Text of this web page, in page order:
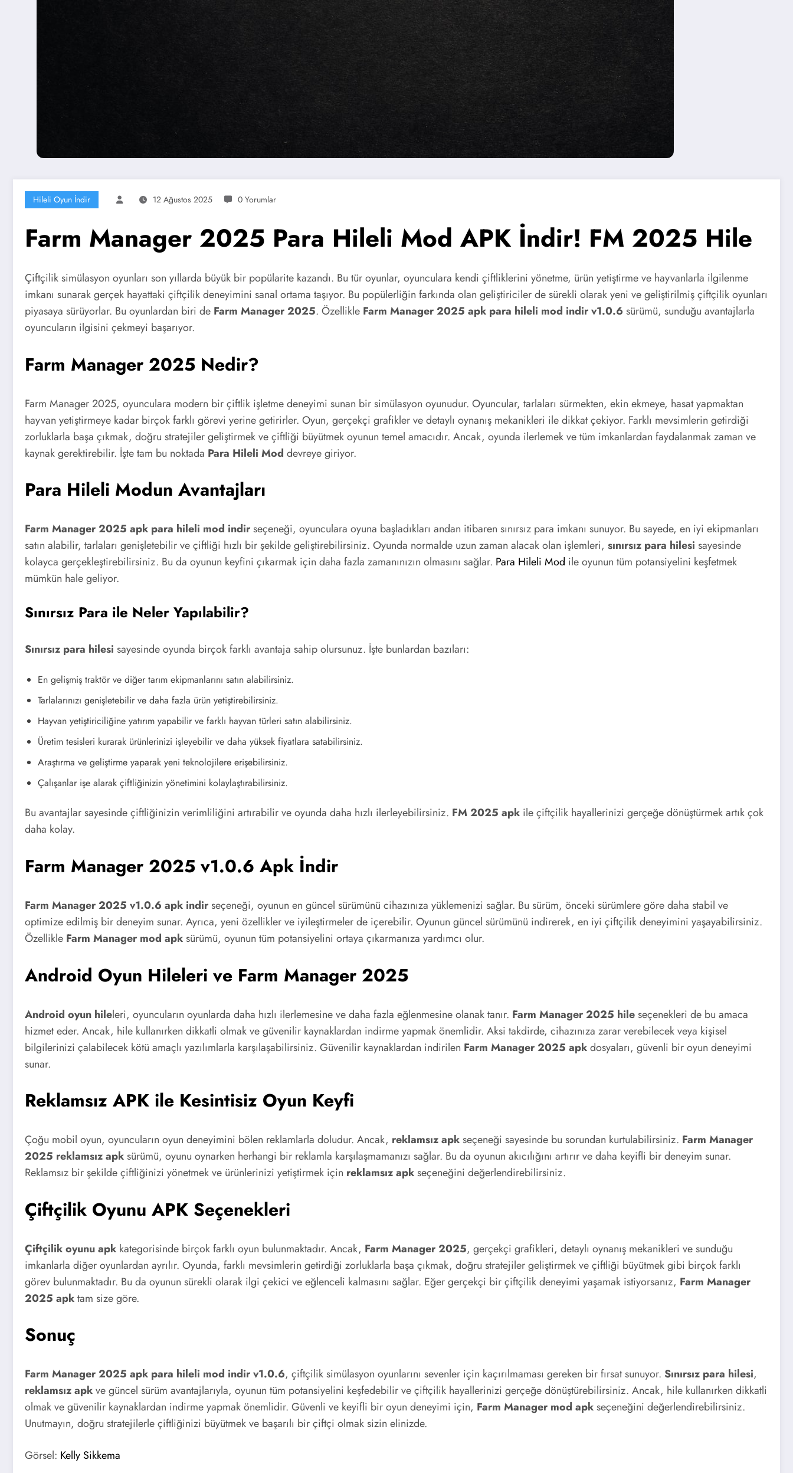
Hileli Oyun İndir 12 Ağustos 2025 0 Yorumlar
Farm Manager 2025 Para Hileli Mod APK İndir! FM 2025 Hile
Çiftçilik simülasyon oyunları son yıllarda büyük bir popülarite kazandı. Bu tür oyunlar, oyunculara kendi çiftliklerini yönetme, ürün yetiştirme ve hayvanlarla ilgilenme
imkanı sunarak gerçek hayattaki çiftçilik deneyimini sanal ortama taşıyor. Bu popülerliğin farkında olan geliştiriciler de sürekli olarak yeni ve geliştirilmiş çiftçilik oyunları
piyasaya sürüyorlar. Bu oyunlardan biri de Farm Manager 2025. Özellikle Farm Manager 2025 apk para hileli mod indir v1.0.6 sürümü, sunduğu avantajlarla
oyuncuların ilgisini çekmeyi başarıyor.
Farm Manager 2025 Nedir?
Farm Manager 2025, oyunculara modern bir çiftlik işletme deneyimi sunan bir simülasyon oyunudur. Oyuncular, tarlaları sürmekten, ekin ekmeye, hasat yapmaktan
hayvan yetiştirmeye kadar birçok farklı görevi yerine getirirler. Oyun, gerçekçi grafikler ve detaylı oynanış mekanikleri ile dikkat çekiyor. Farklı mevsimlerin getirdiği
zorluklarla başa çıkmak, doğru stratejiler geliştirmek ve çiftliği büyütmek oyunun temel amacıdır. Ancak, oyunda ilerlemek ve tüm imkanlardan faydalanmak zaman ve
kaynak gerektirebilir. İşte tam bu noktada Para Hileli Mod devreye giriyor.
Para Hileli Modun Avantajları
Farm Manager 2025 apk para hileli mod indirseçeneği, oyunculara oyuna başladıkları andan itibaren sınırsız para imkanı sunuyor. Bu sayede, en iyi ekipmanları
satın alabilir, tarlaları genişletebilir ve çiftliği hızlı bir şekilde geliştirebilirsiniz. Oyunda normalde uzun zaman alacak olan işlemleri, sınırsız para hilesi sayesinde
kolayca gerçekleştirebilirsiniz. Bu da oyunun keyfini çıkarmak için daha fazla zamanınızın olmasını sağlar. Para Hileli Mod ile oyunun tüm potansiyelini keşfetmek
mümkün hale geliyor.
Sınırsız Para ile Neler Yapılabilir?
Sınırsız para hilesi sayesinde oyunda birçok farklı avantaja sahip olursunuz. İşte bunlardan bazıları:
En gelişmiş traktör ve diğer tarım ekipmanlarını satın alabilirsiniz.
Tarlalarınızı genişletebilir ve daha fazla ürün yetiştirebilirsiniz.
Hayvan yetiştiriciliğine yatırım yapabilir ve farklı hayvan türleri satın alabilirsiniz.
Üretim tesisleri kurarak ürünlerinizi işleyebilir ve daha yüksek fiyatlara satabilirsiniz.
Araştırma ve geliştirme yaparak yeni teknolojilere erişebilirsiniz.
Çalışanlar işe alarak çiftliğinizin yönetimini kolaylaştırabilirsiniz.
Bu avantajlar sayesinde çiftliğinizin verimliliğini artırabilir ve oyunda daha hızlı ilerleyebilirsiniz. FM 2025 apk ile çiftçilik hayallerinizi gerçeğe dönüştürmek artık çok
daha kolay.
Farm Manager 2025 v1.0.6 Apk İndir
Farm Manager 2025 v1.0.6 apk indirseçeneği, oyunun en güncel sürümünü cihazınıza yüklemenizi sağlar. Bu sürüm, önceki sürümlere göre daha stabil ve
optimize edilmiş bir deneyim sunar. Ayrıca, yeni özellikler ve iyileştirmeler de içerebilir. Oyunun güncel sürümünü indirerek, en iyi çiftçilik deneyimini yaşayabilirsiniz.
Özellikle Farm Manager mod apksürümü, oyunun tüm potansiyelini ortaya çıkarmanıza yardımcı olur.
Android Oyun Hileleri ve Farm Manager 2025
Android oyun hileleri, oyuncuların oyunlarda daha hızlı ilerlemesine ve daha fazla eğlenmesine olanak tanır. Farm Manager 2025 hileseçenekleri de bu amaca
hizmet eder. Ancak, hile kullanırken dikkatli olmak ve güvenilir kaynaklardan indirme yapmak önemlidir. Aksi takdirde, cihazınıza zarar verebilecek veya kişisel
bilgilerinizi çalabilecek kötü amaçlı yazılımlarla karşılaşabilirsiniz. Güvenilir kaynaklardan indirilen Farm Manager 2025 apkdosyaları, güvenli bir oyun deneyimi
sunar.
Reklamsız APK ile Kesintisiz Oyun Keyfi
Çoğu mobil oyun, oyuncuların oyun deneyimini bölen reklamlarla doludur. Ancak, reklamsız apkseçeneği sayesinde bu sorundan kurtulabilirsiniz. Farm Manager
2025 reklamsız apksürümü, oyunu oynarken herhangi bir reklamla karşılaşmamanızı sağlar. Bu da oyunun akıcılığını artırır ve daha keyifli bir deneyim sunar.
Reklamsız bir şekilde çiftliğinizi yönetmek ve ürünlerinizi yetiştirmek için reklamsız apkseçeneğini değerlendirebilirsiniz.
Çiftçilik Oyunu APK Seçenekleri
Çiftçilik oyunu apk kategorisinde birçok farklı oyun bulunmaktadır. Ancak, Farm Manager 2025, gerçekçi grafikleri, detaylı oynanış mekanikleri ve sunduğu
imkanlarla diğer oyunlardan ayrılır. Oyunda, farklı mevsimlerin getirdiği zorluklarla başa çıkmak, doğru stratejiler geliştirmek ve çiftliği büyütmek gibi birçok farklı
görev bulunmaktadır. Bu da oyunun sürekli olarak ilgi çekici ve eğlenceli kalmasını sağlar. Eğer gerçekçi bir çiftçilik deneyimi yaşamak istiyorsanız, Farm Manager
2025 apktam size göre.
Sonuç
Farm Manager 2025 apk para hileli mod indir v1.0.6, çiftçilik simülasyon oyunlarını sevenler için kaçırılmaması gereken bir fırsat sunuyor. Sınırsız para hilesi,
reklamsız apkve güncel sürüm avantajlarıyla, oyunun tüm potansiyelini keşfedebilir ve çiftçilik hayallerinizi gerçeğe dönüştürebilirsiniz. Ancak, hile kullanırken dikkatli
olmak ve güvenilir kaynaklardan indirme yapmak önemlidir. Güvenli ve keyifli bir oyun deneyimi için, Farm Manager mod apkseçeneğini değerlendirebilirsiniz.
Unutmayın, doğru stratejilerle çiftliğinizi büyütmek ve başarılı bir çiftçi olmak sizin elinizde.
Görsel: Kelly Sikkema